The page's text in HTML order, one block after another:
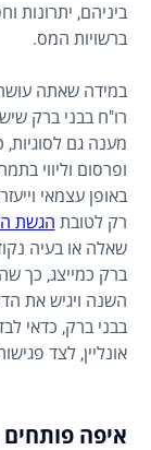
ביניהם, יתרונות
ברשויות המס.
במידה שאתה
רו"ח בבני ברק
מענה גם לסוגיות,
ופרסום וליווי
באופן עצמאי
רק לטובת הגשת
שאלה או בעיה
ברק כמייצג, כך
השנה ויגיש את
בבני ברק, כדאי
אונליין, לצד
איפה